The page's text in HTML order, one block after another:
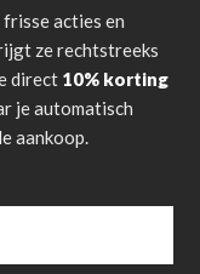
acties en
ze rechtstreeks
direct 10% korting
je automatisch
aankoop.